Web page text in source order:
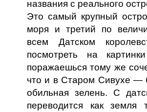
названия с реального
Это самый крупный
моря и третий по
всем Датском
посмотреть на
поражаешься тому же
что и в Старом Сивухе —
обильная зелень. С
переводится как земля